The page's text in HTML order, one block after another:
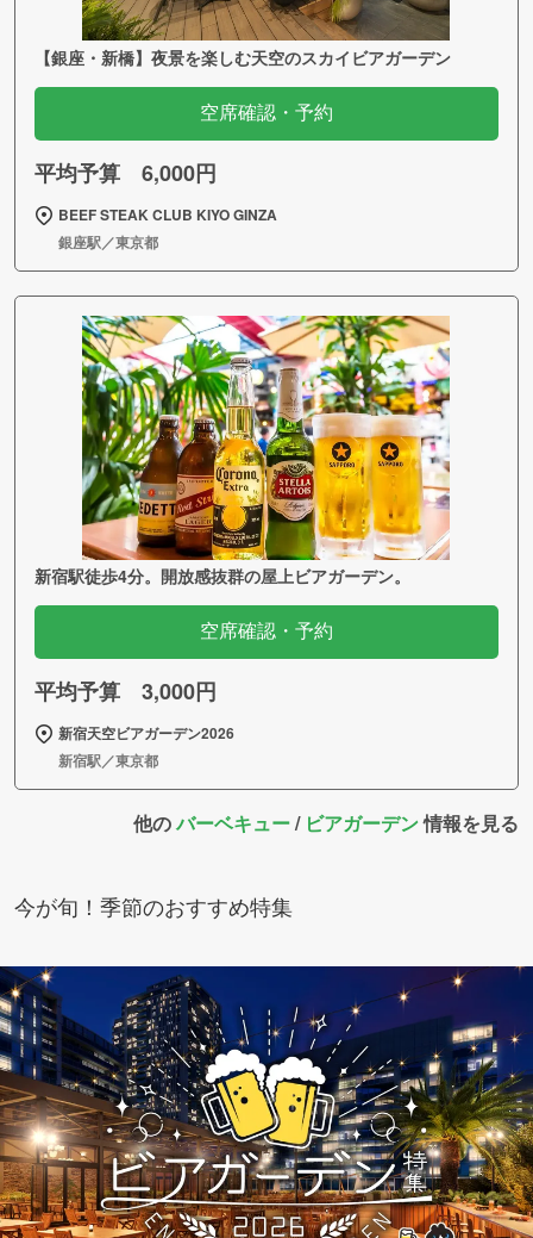
【銀座・新橋】夜景を楽しむ天空のスカイビアガーデン
空席確認・予約
平均予算 6,000円
BEEF STEAK CLUB KIYO GINZA
銀座駅／東京都
新宿駅徒歩4分。開放感抜群の屋上ビアガーデン。
空席確認・予約
平均予算 3,000円
新宿天空ビアガーデン2026
新宿駅／東京都
他のバーベキュー/ ビアガーデン情報を見る
今が旬！季節のおすすめ特集